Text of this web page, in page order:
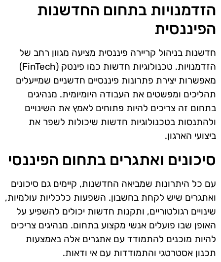
הזדמנויות בתחום החדשנות
הפיננסית
חדשנות בניהול קריירה פיננסית מציעה מגוון רחב של
הזדמנויות. טכנולוגיות חדשות כמו פינטק (FinTech)
מאפשרות יצירת פתרונות פיננסיים חדשניים שמייעלים
תהליכים ומפשטים את העבודה היומיומית. מנהיגים
בתחום זה צריכים להיות פתוחים לאמץ את השינויים
ולהתנסות בטכנולוגיות חדשות שיכולות לשפר את
ביצועי הארגון.
סיכונים ואתגרים בתחום הפיננסי
עם כל היתרונות שמביאה החדשנות, קיימים גם סיכונים
ואתגרים שיש לקחת בחשבון. השפעות כלכליות עולמיות,
שינויים רגולטוריים, ותקנות חדשות יכולים להשפיע על
האופן שבו פועלים אנשי מקצוע בתחום. מנהיגים צריכים
להיות מוכנים להתמודד עם אתגרים אלה באמצעות
תכנון אסטרטגי והתמודדות עם אי ודאות.